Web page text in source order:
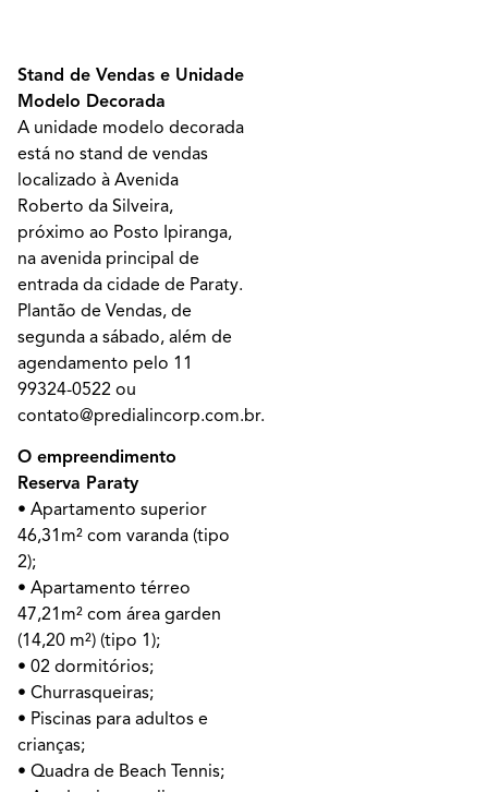
Stand de Vendas e Unidade
Modelo Decorada
A unidade modelo decorada
está no stand de vendas
localizado à Avenida
Roberto da Silveira,
próximo ao Posto Ipiranga,
na avenida principal de
entrada da cidade de Paraty.
Plantão de Vendas, de
segunda a sábado, além de
agendamento pelo 11
99324-0522 ou
contato@predialincorp.com.br.
O empreendimento
Reserva Paraty
• Apartamento superior
46,31m² com varanda (tipo
2);
• Apartamento térreo
47,21m² com área garden
(14,20 m²) (tipo 1);
• 02 dormitórios;
• Churrasqueiras;
• Piscinas para adultos e
crianças;
• Quadra de Beach Tennis;